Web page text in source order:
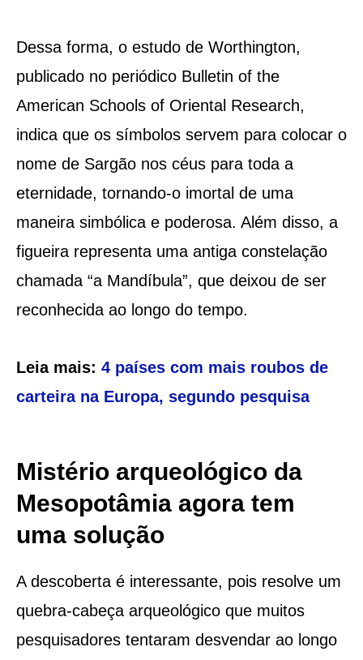
Dessa forma, o estudo de Worthington,
publicado no periódico Bulletin of the
American Schools of Oriental Research,
indica que os símbolos servem para colocar o
nome de Sargão nos céus para toda a
eternidade, tornando-o imortal de uma
maneira simbólica e poderosa. Além disso, a
figueira representa uma antiga constelação
chamada “a Mandíbula”, que deixou de ser
reconhecida ao longo do tempo.
Leia mais: 4 países com mais roubos de
carteira na Europa, segundo pesquisa
Mistério arqueológico da
Mesopotâmia agora tem
uma solução
A descoberta é interessante, pois resolve um
quebra-cabeça arqueológico que muitos
pesquisadores tentaram desvendar ao longo